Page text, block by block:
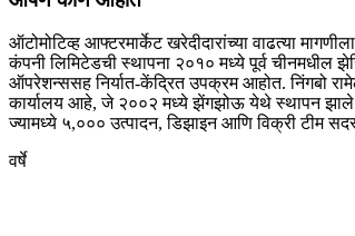
ऑटोमोटिव्ह आफ्टरमार्केट खरेदीदारांच्या वाढत्या
कंपनी लिमिटेडची स्थापना २०१० मध्ये पूर्व चीनमधील
ऑपरेशन्ससह निर्यात-केंद्रित उपक्रम आहोत. निंगबो
कार्यालय आहे, जे २००२ मध्ये झेंगझोऊ येथे स्थापन झाले
ज्यामध्ये ५,००० उत्पादन, डिझाइन आणि विक्री टीम
वर्षे